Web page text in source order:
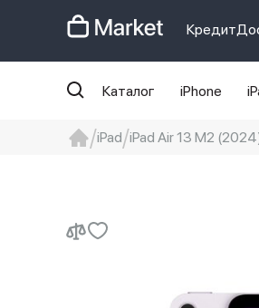
Кредит
Каталог iPhone
iPad iPad Air 13 M2